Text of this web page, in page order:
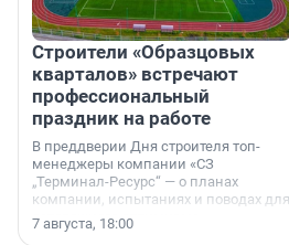
Строители «Образцовых
кварталов» встречают
профессиональный
праздник на работе
В преддверии Дня строителя топ-
менеджеры компании «СЗ
„Терминал-Ресурс“ — о планах
компании, испытаниях и поводах для
осторожного оптимизма.
7 августа, 18:00